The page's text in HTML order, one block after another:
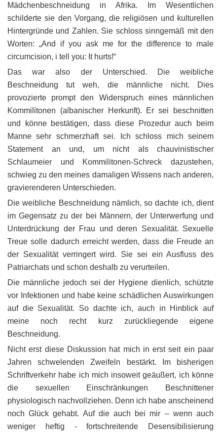
Mädchenbeschneidung in Afrika. Im Wesentlichen
schilderte sie den Vorgang, die religiösen und kulturellen
Hintergründe und Zahlen. Sie schloss sinngemäß mit den
Worten: „And if you ask me for the difference to male
circumcision, i tell you: It hurts!“
Das war also der Unterschied. Die weibliche
Beschneidung tut weh, die männliche nicht. Dies
provozierte prompt den Widerspruch eines männlichen
Kommilitonen (albanischer Herkunft). Er sei beschnitten
und könne bestätigen, dass diese Prozedur auch beim
Manne sehr schmerzhaft sei. Ich schloss mich seinem
Statement an und, um nicht als chauvinistischer
Schlaumeier und Kommilitonen-Schreck dazustehen,
schwieg zu den meines damaligen Wissens nach anderen,
gravierenderen Unterschieden.
Die weibliche Beschneidung nämlich, so dachte ich, dient
im Gegensatz zu der bei Männern, der Unterwerfung und
Unterdrückung der Frau und deren Sexualität. Sexuelle
Treue solle dadurch erreicht werden, dass die Freude an
der Sexualität verringert wird. Sie sei ein Ausfluss des
Patriarchats und schon deshalb zu verurteilen.
Die männliche jedoch sei der Hygiene dienlich, schützte
vor Infektionen und habe keine schädlichen Auswirkungen
auf die Sexualität. So dachte ich, auch in Hinblick auf
meine noch recht kurz zurückliegende eigene
Beschneidung.
Nicht erst diese Diskussion hat mich in erst seit ein paar
Jahren schwelenden Zweifeln bestärkt. Im bisherigen
Schriftverkehr habe ich mich insoweit geäußert, ich könne
die sexuellen Einschränkungen Beschnittener
physiologisch nachvollziehen. Denn ich habe anscheinend
noch Glück gehabt. Auf die auch bei mir – wenn auch
weniger heftig - fortschreitende Desensibilisierung